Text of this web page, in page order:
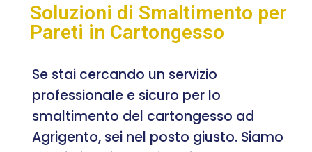
Soluzioni di Smaltimento per
Pareti in Cartongesso
Se stai cercando un servizio
professionale e sicuro per lo
smaltimento del cartongesso ad
Agrigento, sei nel posto giusto. Siamo